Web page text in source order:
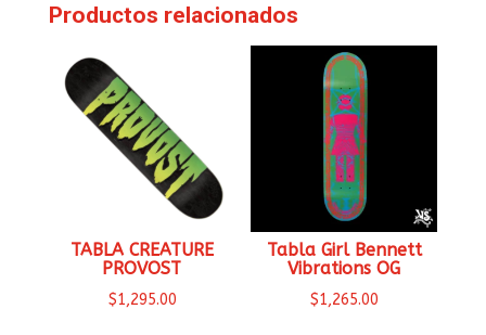
Productos relacionados
TABLA CREATURE
PROVOST
$1,295.00
Tabla Girl Bennett
Vibrations OG
$1,265.00